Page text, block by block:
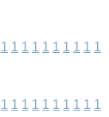
1 1 1 1 1 1 1 1 1 1
1 1 1 1 1 1 1 1 1 1